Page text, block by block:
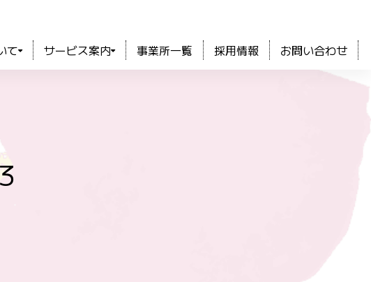
て サービス案内 事業所一覧 採用情報 お問い合わせ